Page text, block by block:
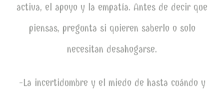
activa, el apoyo y la empatía. Antes de decir que
piensas, pregunta si quieren saberlo o solo
necesitan desahogarse.
-La incertidumbre y el miedo de hasta cuándo y